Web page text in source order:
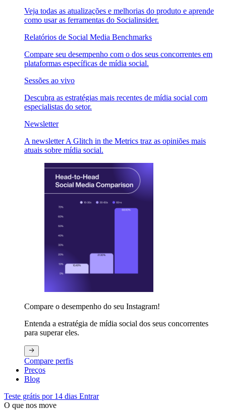
Veja todas as atualizações e melhorias do produto e aprende
como usar as ferramentas do Socialinsider.
Relatórios de Social Media Benchmarks
Compare seu desempenho com o dos seus concorrentes em
plataformas específicas de mídia social.
Sessões ao vivo
Descubra as estratégias mais recentes de mídia social com
especialistas do setor.
Newsletter
A newsletter A Glitch in the Metrics traz as opiniões mais
atuais sobre mídia social.
Compare o desempenho do seu Instagram!
Entenda a estratégia de mídia social dos seus concorrentes
para superar eles.
Compare perfis
Preços
Blog
Teste grátis por 14 dias Entrar
O que nos move